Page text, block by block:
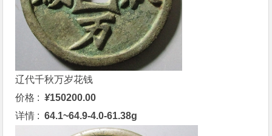
辽代千秋万岁花钱
价格 :¥150200.00
详情 :64.1~64.9-4.0-61.38g